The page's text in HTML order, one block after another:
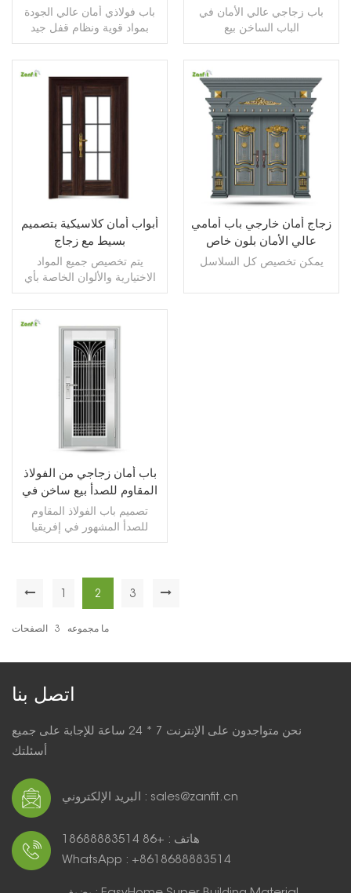
الجودة
باب فولاذي أمان عالي الجودة
بمواد قوية ونظام قفل جيد
في الباب
باب زجاجي عالي الأمان في
الباب الساخن بيع
اقرأ أكثر
أبواب أمان كلاسيكية بتصميم
بسيط مع زجاج
يتم تخصيص جميع المواد
الاختيارية والألوان الخاصة بأي
حجم للأبواب الخارجية السكنية
اقرأ أكثر
زجاج أمان خارجي باب أمامي
عالي الأمان بلون خاص
يمكن تخصيص كل السلاسل
باب أمان زجاجي من الفولاذ
المقاوم للصدأ بيع ساخن في
إفريقيا
تصميم باب الفولاذ المقاوم
للصدأ المشهور في إفريقيا
كلاسيكي للغاية
1 2 3
ما مجموعه 3 الصفحات
اتصل بنا
نحن متواجدون على الإنترنت 7 * 24 ساعة للإجابة على جميع
أسئلتك
البريد الإلكتروني : sales@zanfit.cn
هاتف : +86 18688883514
WhatsApp : +8618688883514